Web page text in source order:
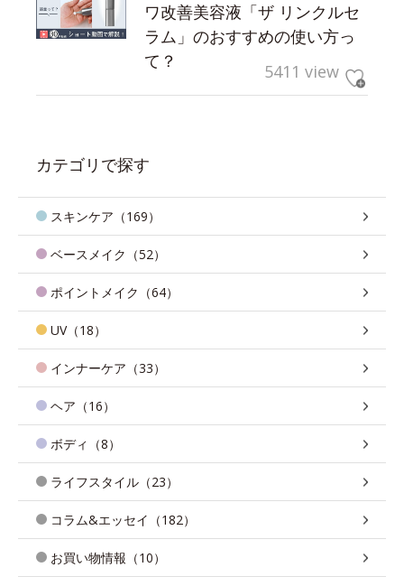
ワ改善美容液「ザ リンクルセ
ラム」のおすすめの使い方っ
て？
5411 view
カテゴリで探す
スキンケア（169）
ベースメイク（52）
ポイントメイク（64）
UV（18）
インナーケア（33）
ヘア（16）
ボディ（8）
ライフスタイル（23）
コラム&エッセイ（182）
お買い物情報（10）